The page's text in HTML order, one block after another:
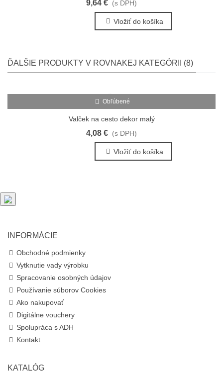
9,64 € (s DPH)
Vložiť do košíka
ĎALŠIE PRODUKTY V ROVNAKEJ KATEGÓRII (8)
Obľúbené
Valček na cesto dekor malý
4,08 € (s DPH)
Vložiť do košíka
INFORMÁCIE
Obchodné podmienky
Vytknutie vady výrobku
Spracovanie osobných údajov
Používanie súborov Cookies
Ako nakupovať
Digitálne vouchery
Spolupráca s ADH
Kontakt
KATALÓG